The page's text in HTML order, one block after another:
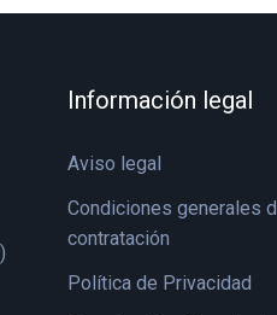
Información legal
Aviso legal
Condiciones generales
contratación
Política de Privacidad